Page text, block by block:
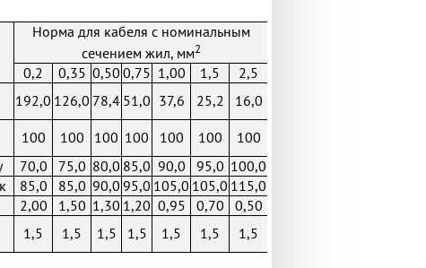
Норма для кабеля с номинальным
сечением жил, мм2
0,2 0,35 0,50 0,75 1,00 1,5
2,5
192,0 126,0 78,4 51,0 37,6 25,2
16,0
100 100 100 100 100 100 100
70,0 75,0 80,0 85,0 90,0 95,0 100,0
85,0 85,0 90,0 95,0 105,0 105,0 115,0
2,00 1,50 1,30 1,20 0,95 0,70
0,50
1,5 1,5 1,5 1,5 1,5 1,5 1,5